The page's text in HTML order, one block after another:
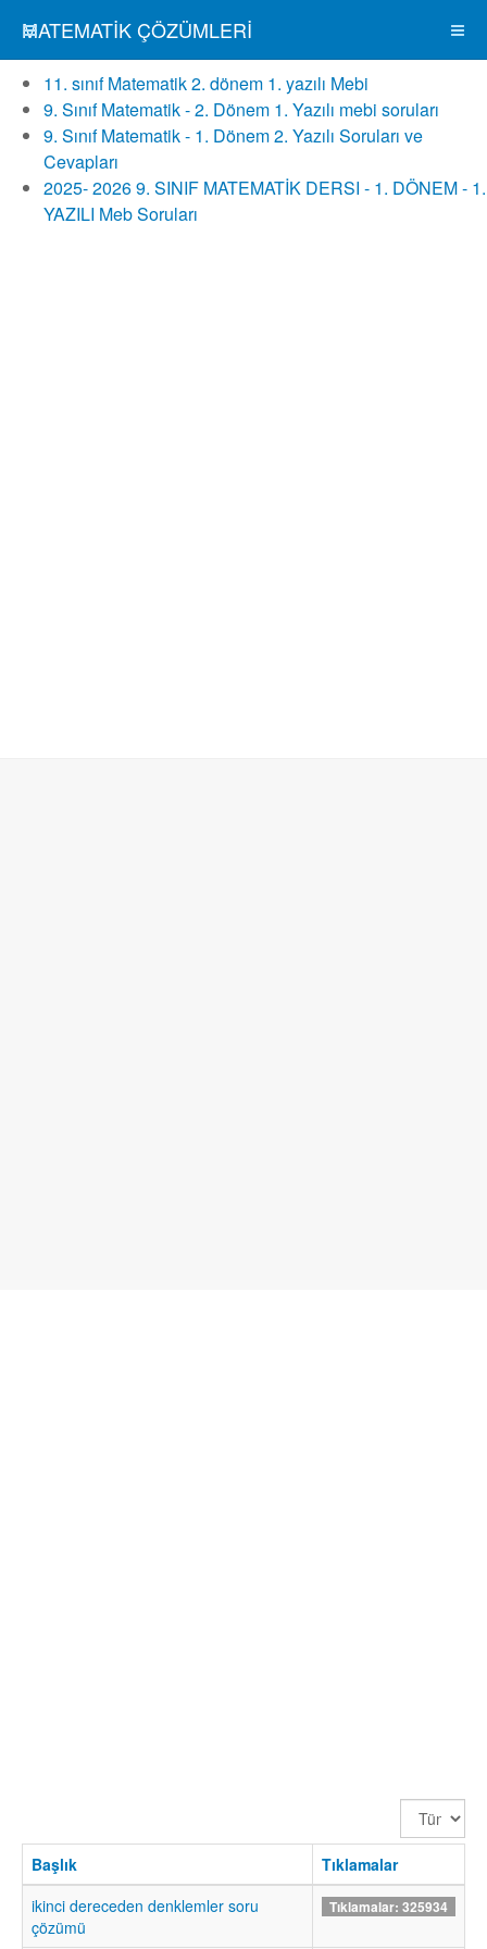
MATEMATIK ÇÖZÜMLERI
11. sınıf Matematik 2. dönem 1. yazılı Mebi
9. Sınıf Matematik - 2. Dönem 1. Yazılı mebi soruları
9. Sınıf Matematik - 1. Dönem 2. Yazılı Soruları ve
Cevapları
2025- 2026 9. SINIF MATEMATİK DERSI - 1. DÖNEM - 1.
YAZILI Meb Soruları
Sayısı
Başlık
Tıklamalar
ikinci dereceden denklemler soru
çözümü
Tıklamalar: 325934